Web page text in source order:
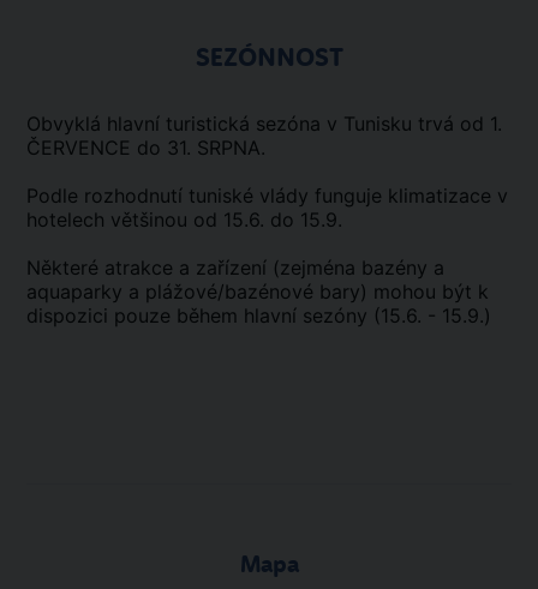
SEZÓNNOST
Obvyklá hlavní turistická sezóna v Tunisku trvá od 1.
ČERVENCE do 31. SRPNA.
Podle rozhodnutí tuniské vlády funguje klimatizace v
hotelech většinou od 15.6. do 15.9.
Některé atrakce a zařízení (zejména bazény a
aquaparky a plážové/bazénové bary) mohou být k
dispozici pouze během hlavní sezóny (15.6. - 15.9.)
Mapa